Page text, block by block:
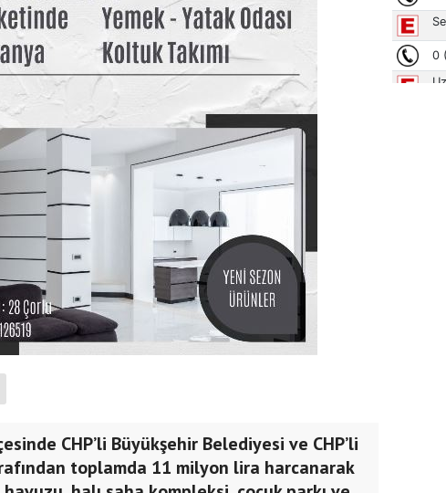
CHP’li Büyükşehir Belediyesi ve CHP’li
toplamda 11 milyon lira harcanarak